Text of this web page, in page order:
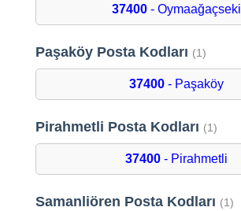
37400- Oymaağaçseki
Paşaköy Posta Kodları (1)
37400- Paşaköy
Pirahmetli Posta Kodları (1)
37400- Pirahmetli
Samanliören Posta Kodları (1)